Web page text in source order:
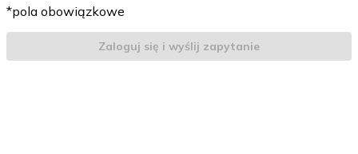
*pola obowiązkowe
Zaloguj się i wyślij zapytanie